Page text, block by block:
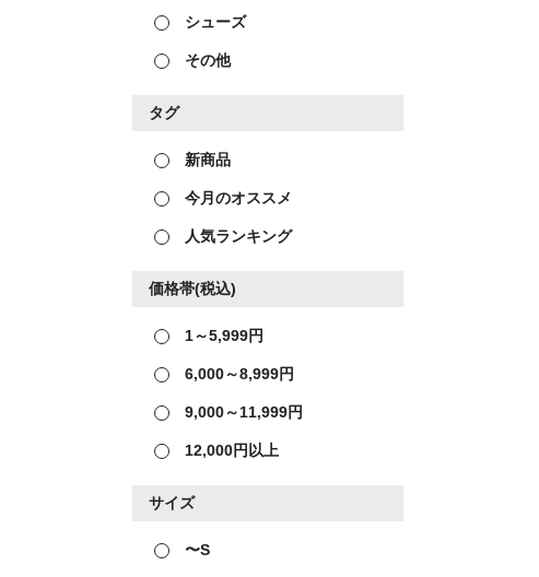
シューズ
その他
タグ
新商品
今月のオススメ
人気ランキング
価格帯(税込)
1～5,999円
6,000～8,999円
9,000～11,999円
12,000円以上
サイズ
〜S